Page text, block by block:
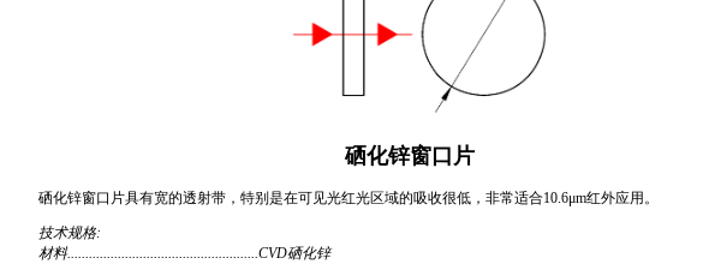
硒化锌窗口片
硒化锌窗口片具有宽的透射带，特别是在可见光红光区域的吸收很低，非常适合10.6μm红外应用。
技术规格:
材料.....................................................CVD硒化锌